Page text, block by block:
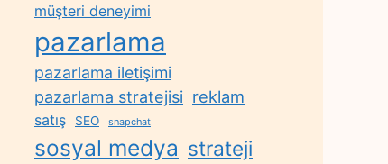
müşteri deneyimi
pazarlama
pazarlama iletişimi
pazarlama stratejisi reklam
satış SEO snapchat
sosyal medya strateji